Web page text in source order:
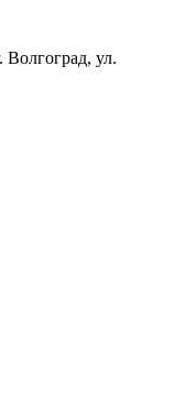
Волгоград, ул.